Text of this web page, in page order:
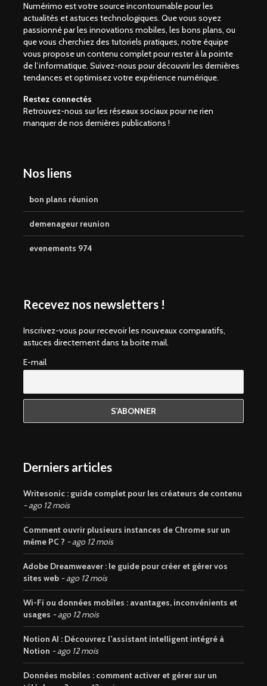
Numérimo est votre source incontournable pour les
actualités et astuces technologiques. Que vous soyez
passionné par les innovations mobiles, les bons plans, ou
que vous cherchiez des tutoriels pratiques, notre équipe
vous propose un contenu complet pour rester à la pointe
de l’informatique. Suivez-nous pour découvrir les dernières
tendances et optimisez votre expérience numérique.
Restez connectés
Retrouvez-nous sur les réseaux sociaux pour ne rien
manquer de nos dernières publications !
Nos liens
bon plans réunion
demenageur reunion
evenements 974
Recevez nos newsletters !
Inscrivez-vous pour recevoir les nouveaux comparatifs,
astuces directement dans ta boite mail.
E-mail
Derniers articles
Writesonic : guide complet pour les créateurs de contenu
ago 12 mois
Comment ouvrir plusieurs instances de Chrome sur un
même PC ?
ago 12 mois
Adobe Dreamweaver : le guide pour créer et gérer vos
sites web
ago 12 mois
Wi-Fi ou données mobiles : avantages, inconvénients et
usages
ago 12 mois
Notion AI : Découvrez l’assistant intelligent intégré à
Notion
ago 12 mois
Données mobiles : comment activer et gérer sur un